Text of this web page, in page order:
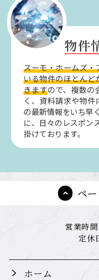
物件
スーモ・ホームズ
いる物件のほとん
きますので、複数の
く、資料請求や物件
の最新情報をいち早
に、日々のレスポン
掛けております。
ペ
営業時
定休
ホーム